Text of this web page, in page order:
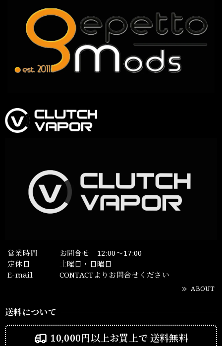
営業時間
お問合せ 12:00～17:00
定休日
土曜日・日曜日
E-mail
CONTACTよりお問合せください
ABOUT
送料について
10,000円以上お買上で送料無料